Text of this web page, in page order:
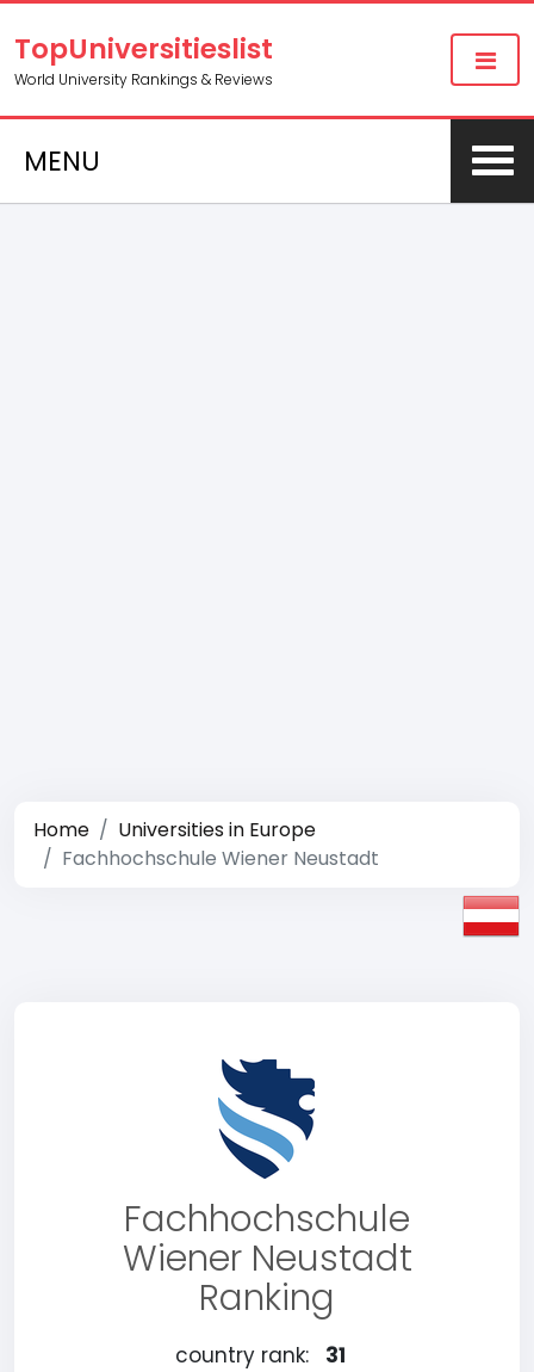
TopUniversitieslist
World University Rankings & Reviews
MENU
Home
Universities in Europe
Fachhochschule Wiener Neustadt
Fachhochschule
Wiener Neustadt
Ranking
country rank:
31